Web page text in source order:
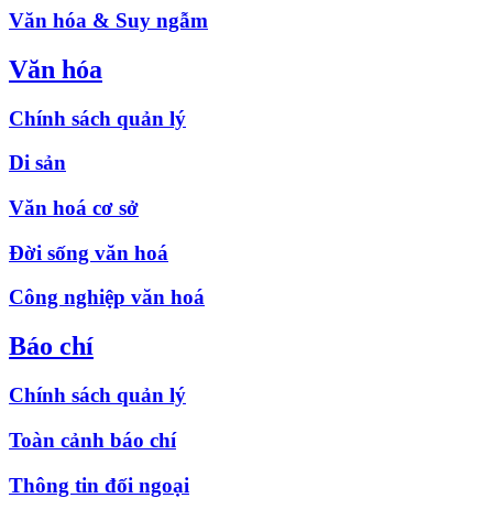
Văn hóa & Suy ngẫm
Văn hóa
Chính sách quản lý
Di sản
Văn hoá cơ sở
Đời sống văn hoá
Công nghiệp văn hoá
Báo chí
Chính sách quản lý
Toàn cảnh báo chí
Thông tin đối ngoại